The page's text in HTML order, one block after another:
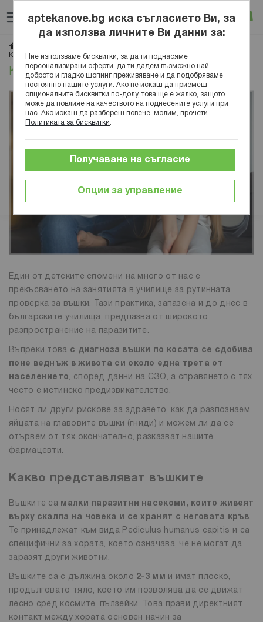
към
съдържанието
Вход
Как да се справите с въшките по косата
Как да се справите с въшките по косата
Един от детските спомени на много от нас е
прекъсването на занятията в училище за рутинната
проверка за въшки. Тази практика, запазена и до днес в
българските училища, предпазва от широкото
разпространение на паразитите.
Въпреки това с диагноза въшки по косата се сдобива
поне веднъж в живота си около една трета от
населението, според данни на СЗО, а справянето с тях
често е истинско предизвикателство.
Носят ли други рискове за здравето, как да разпознаем
яйцата на главовите въшки (гниди) и можем ли да се
отървем от тях окончателно, разказват нашите
фармацевти.
Какво представляват въшките
Въшките са малки паразитни насекоми, които живеят
върху скалпа на човека и се хранят с неговата кръв.
Те принадлежат към вида Pediculus humanus capitis и са
специфични за хората, което означава, че не могат да
заразят други животни.
Въшките са с дължина около 2-3 мм и имат плоско,
продълговато тяло, което им позволява да се движат
лесно сред космите, пълзейки. Това прави директният
контакт между хората основен начин за
aptekanove.bg иска съгласието Ви, за
да използва личните Ви данни за:
Ние използваме бисквитки, за да ти поднасяме
персонализирани оферти, да ти дадем възможно най-
доброто и гладко шопинг преживяване и да подобряваме
постоянно нашите услуги. Ако не искаш да приемеш
опционалните бисквитки по-долу, това ще е жалко, защото
може да повлияе на качеството на поднесените услуги при
нас. Ако искаш да разбереш повече, молим, прочети
Политиката за бисквитки
Опции за управление
Получаване на съгласие